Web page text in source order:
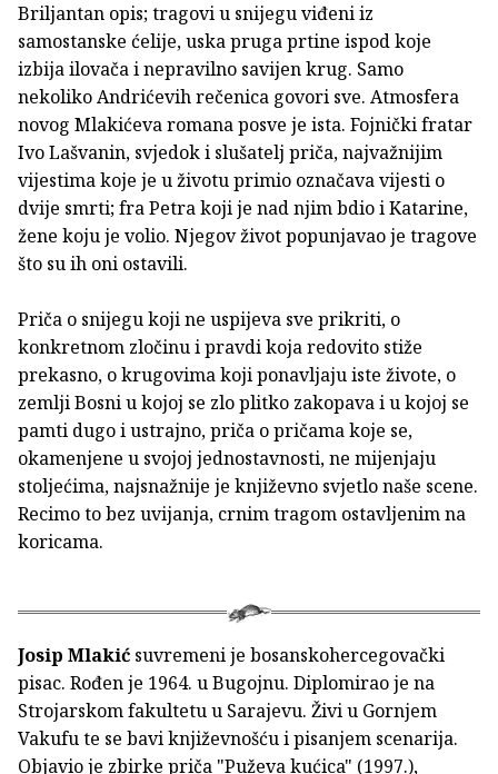
Briljantan opis; tragovi u snijegu viđeni iz
samostanske ćelije, uska pruga prtine ispod koje
izbija ilovača i nepravilno savijen krug. Samo
nekoliko Andrićevih rečenica govori sve. Atmosfera
novog Mlakićeva romana posve je ista. Fojnički fratar
Ivo Lašvanin, svjedok i slušatelj priča, najvažnijim
vijestima koje je u životu primio označava vijesti o
dvije smrti; fra Petra koji je nad njim bdio i Katarine,
žene koju je volio. Njegov život popunjavao je tragove
što su ih oni ostavili.
Priča o snijegu koji ne uspijeva sve prikriti, o
konkretnom zločinu i pravdi koja redovito stiže
prekasno, o krugovima koji ponavljaju iste živote, o
zemlji Bosni u kojoj se zlo plitko zakopava i u kojoj se
pamti dugo i ustrajno, priča o pričama koje se,
okamenjene u svojoj jednostavnosti, ne mijenjaju
stoljećima, najsnažnije je književno svjetlo naše scene.
Recimo to bez uvijanja, crnim tragom ostavljenim na
koricama.
Josip Mlakić suvremeni je bosanskohercegovački
pisac. Rođen je 1964. u Bugojnu. Diplomirao je na
Strojarskom fakultetu u Sarajevu. Živi u Gornjem
Vakufu te se bavi književnošću i pisanjem scenarija.
Objavio je zbirke priča "Puževa kućica" (1997.),